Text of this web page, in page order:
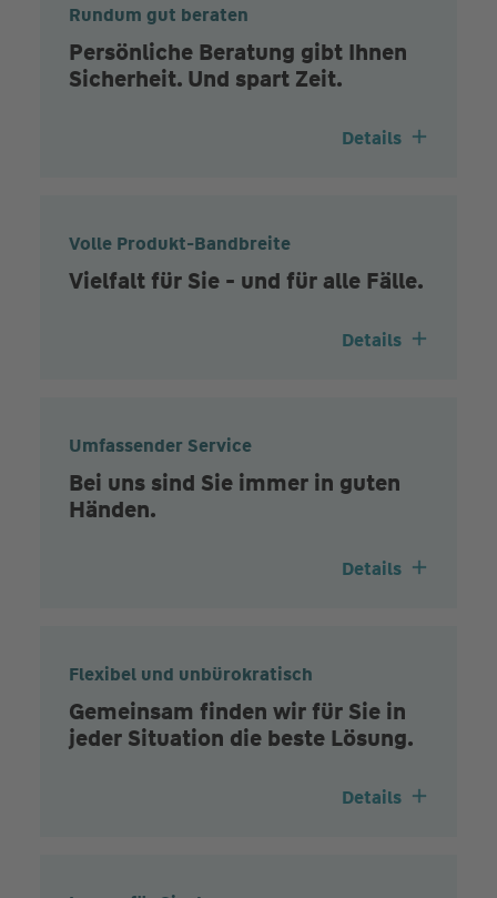
Rundum gut beraten
Persönliche Beratung gibt Ihnen
Sicherheit. Und spart Zeit.
Details
Volle Produkt-Bandbreite
Vielfalt für Sie - und für alle Fälle.
Details
Umfassender Service
Bei uns sind Sie immer in guten
Händen.
Details
Flexibel und unbürokratisch
Gemeinsam finden wir für Sie in
jeder Situation die beste Lösung.
Details